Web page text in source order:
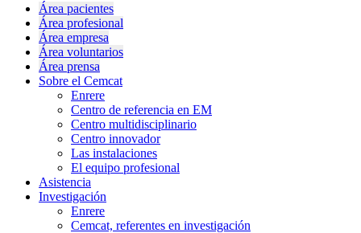
Área pacientes
Área profesional
Área empresa
Área voluntarios
Área prensa
Sobre el Cemcat
Enrere
Centro de referencia en EM
Centro multidisciplinario
Centro innovador
Las instalaciones
El equipo profesional
Asistencia
Investigación
Enrere
Cemcat, referentes en investigación